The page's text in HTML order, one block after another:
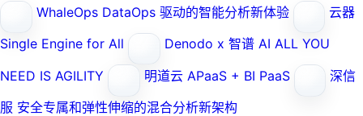
WhaleOps DataOps 驱动的智能分析新体验
云器
Single Engine for All
Denodo x 智谱 AI ALL YOU
NEED IS AGILITY
明道云 APaaS + BI PaaS
深信
服 安全专属和弹性伸缩的混合分析新架构